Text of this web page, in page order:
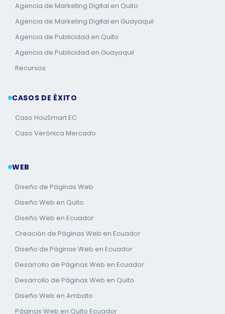
Agencia de Marketing Digital en Quito
Agencia de Marketing Digital en Guayaquil
Agencia de Publicidad en Quito
Agencia de Publicidad en Guayaquil
Recursos
CASOS DE ÉXITO
Caso HouSmart EC
Caso Verónica Mercado
WEB
Diseño de Páginas Web
Diseño Web en Quito
Diseño Web en Ecuador
Creación de Páginas Web en Ecuador
Diseño de Páginas Web en Ecuador
Desarrollo de Páginas Web en Ecuador
Desarrollo de Páginas Web en Quito
Diseño Web en Ambato
Páginas Web en Quito Ecuador